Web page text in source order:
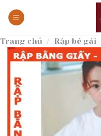
qua
dung
Trang chủ / Rập bé gái